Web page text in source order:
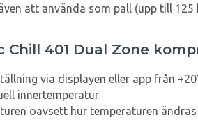
att använda som pall (upp till 125
Chill 401 Dual Zone
via displayen eller app från
innertemperatur
oavsett hur temperaturen